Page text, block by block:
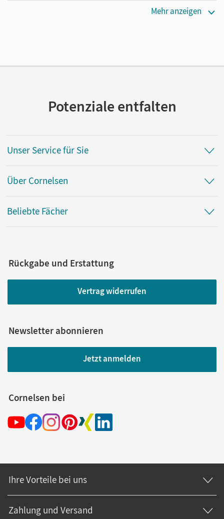
Mehr anzeigen
Potenziale entfalten
Unser Service für Sie
Über Cornelsen
Beliebte Fächer
Rückgabe und Erstattung
Vertrag widerrufen
Newsletter abonnieren
Jetzt anmelden
Cornelsen bei
Ihre Vorteile bei uns
Zahlung und Versand